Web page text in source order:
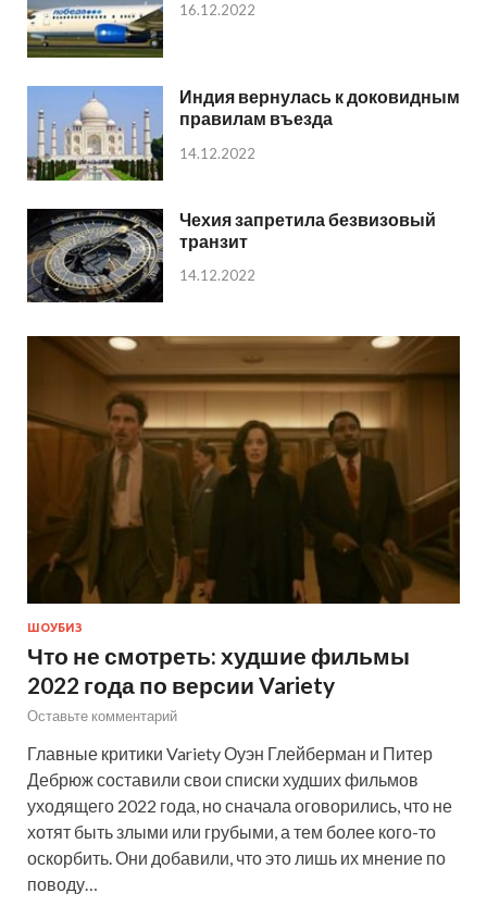
16.12.2022
Индия вернулась к доковидным
правилам въезда
14.12.2022
Чехия запретила безвизовый
транзит
14.12.2022
ШОУБИЗ
Что не смотреть: худшие фильмы
2022 года по версии Variety
Оставьте комментарий
Главные критики Variety Оуэн Глейберман и Питер
Дебрюж составили свои списки худших фильмов
уходящего 2022 года, но сначала оговорились, что не
хотят быть злыми или грубыми, а тем более кого-то
оскорбить. Они добавили, что это лишь их мнение по
поводу…